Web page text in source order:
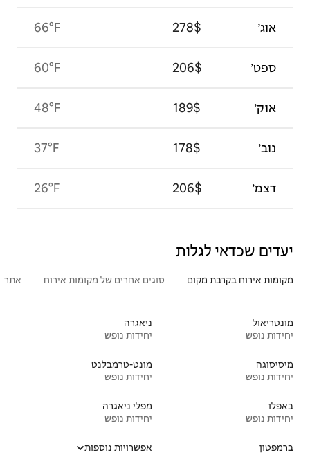
66°F
60°F
48°F
37°F
26°F
סוגים אחרים של מקומות אירוח אתרים פופולריים בקרבת מקום
ניאגרה
יחידות נופש
מונט-טרמבלנט
יחידות נופש
מפלי ניאגרה
יחידות נופש
אפשרויות נוספות